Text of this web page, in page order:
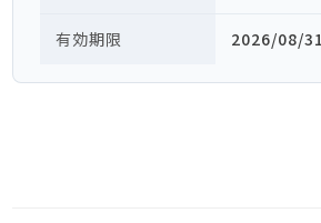
有効期限 2026/08/